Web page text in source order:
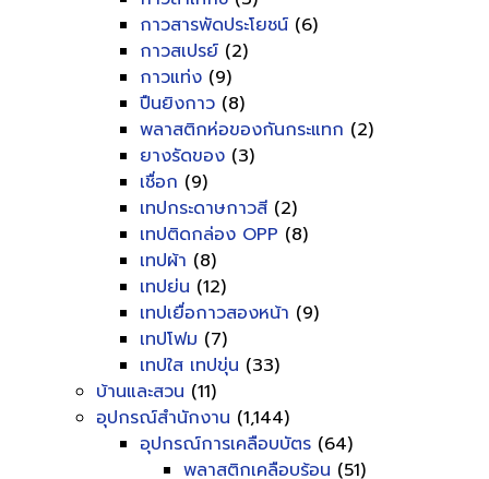
กาวสารพัดประโยชน์ (6)
กาวสเปรย์ (2)
กาวแท่ง (9)
ปืนยิงกาว (8)
พลาสติกห่อของกันกระแทก (2)
ยางรัดของ (3)
เชื่อก (9)
เทปกระดาษกาวสี (2)
เทปติดกล่อง OPP (8)
เทปผ้า (8)
เทปย่น (12)
เทปเยื่อกาวสองหน้า (9)
เทปโฟม (7)
เทปใส เทปขุ่น (33)
บ้านและสวน (11)
อุปกรณ์สำนักงาน (1,144)
อุปกรณ์การเคลือบบัตร (64)
พลาสติกเคลือบร้อน (51)